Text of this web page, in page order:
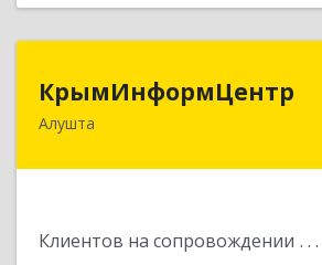
КрымИнформЦентр
Алушта
Клиентов на сопровождении
298500, Крым Респ, Алушта г,